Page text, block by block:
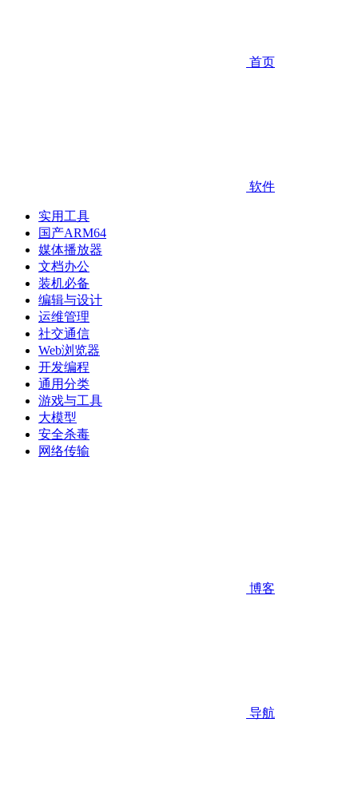
首页
软件
实用工具
国产ARM64
媒体播放器
文档办公
装机必备
编辑与设计
运维管理
社交通信
Web浏览器
开发编程
通用分类
游戏与工具
大模型
安全杀毒
网络传输
博客
导航